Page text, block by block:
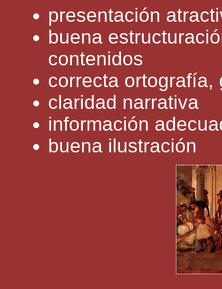
presentación
buena
contenidos
correcta ortografía,
claridad narrativa
información
buena ilustración